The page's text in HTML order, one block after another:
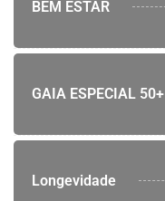
BEM ESTAR
GAIA ESPECIAL 50+
Longevidade